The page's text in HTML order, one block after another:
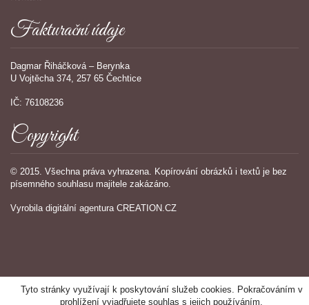
Tyto stránky využívají k poskytování služeb cookies. Pokračováním v
prohlížení vyjadřujete souhlas s jejich používáním.
Fakturační údaje
Dagmar Řiháčková – Berynka
U Vojtěcha 374, 257 65 Čechtice
IČ: 76108236
Copyright
© 2015. Všechna práva vyhrazena. Kopírování obrázků i textů je bez
písemného souhlasu majitele zakázáno.
Vyrobila digitální agentura CREATION.CZ